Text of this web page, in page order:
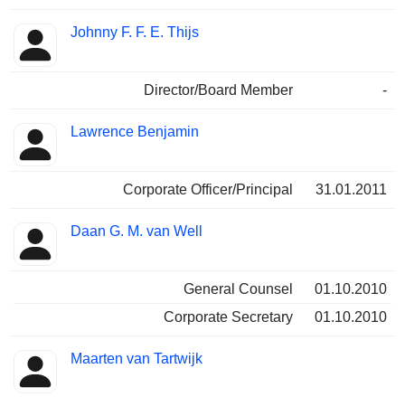
Johnny F. F. E. Thijs
Director/Board Member -
Lawrence Benjamin
Corporate Officer/Principal 31.01.2011
Daan G. M. van Well
General Counsel
01.10.2010
Corporate Secretary
01.10.2010
Maarten van Tartwijk